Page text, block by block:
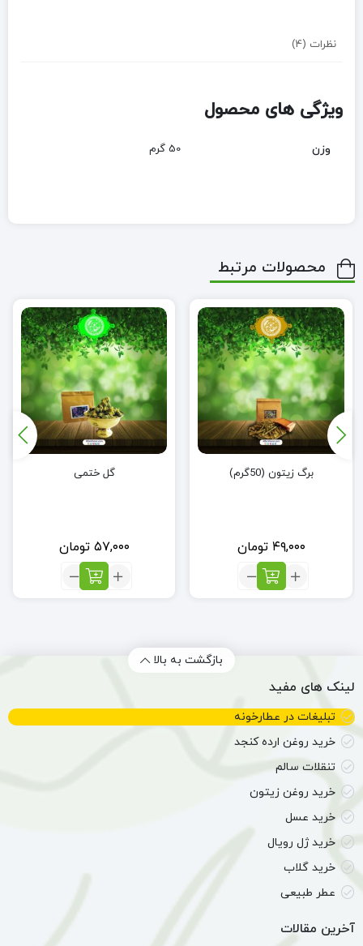
نظرات (4)
ویژگی های محصول
وزن 50 گرم
محصولات مرتبط
برگ زیتون (50گرم)
۴۹,۰۰۰ تومان
تعداد:
برگ
گل ختمی
۵۷,۰۰۰ تومان
تعداد:
گل
بازگشت به بالا
لینک های مفید
تبلیغات در عطارخونه
خرید روغن ارده کنجد
تنقلات سالم
خرید روغن زیتون
خرید عسل
خرید ژل رویال
خرید گلاب
عطر طبیعی
آخرین مقالات